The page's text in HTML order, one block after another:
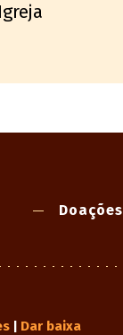
Doações
Dar baixa